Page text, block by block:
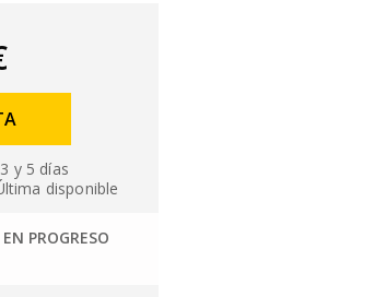
y 5 días
disponible
PROGRESO